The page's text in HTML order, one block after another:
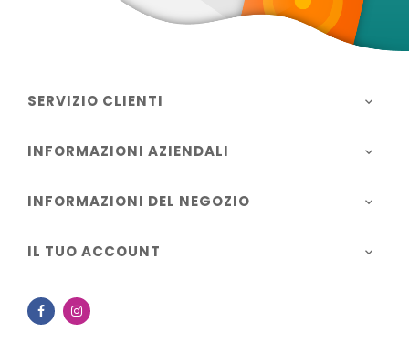
SERVIZIO CLIENTI 
INFORMAZIONI AZIENDALI 
INFORMAZIONI DEL NEGOZIO 
IL TUO ACCOUNT 
Facebook